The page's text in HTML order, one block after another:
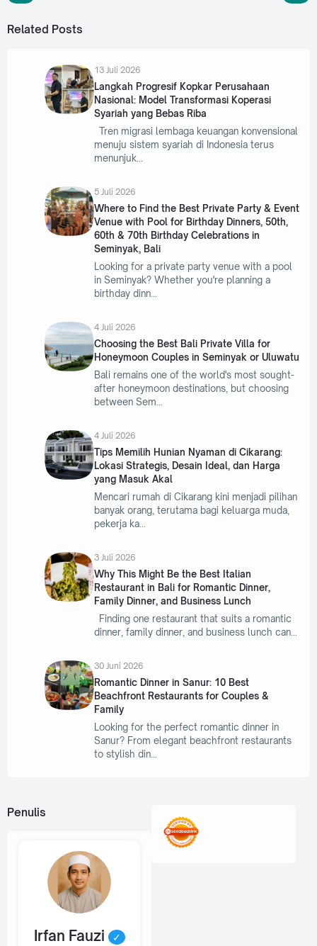
Related Posts
13 Juli 2026
Langkah Progresif Kopkar Perusahaan
Nasional: Model Transformasi Koperasi
Syariah yang Bebas Riba
Tren migrasi lembaga keuangan konvensional
menuju sistem syariah di Indonesia terus
menunjuk
5 Juli 2026
Where to Find the Best Private Party & Event
Venue with Pool for Birthday Dinners, 50th,
60th & 70th Birthday Celebrations in
Seminyak, Bali
Looking for a private party venue with a pool
in Seminyak? Whether you're planning a
birthday dinn
4 Juli 2026
Choosing the Best Bali Private Villa for
Honeymoon Couples in Seminyak or Uluwatu
Bali remains one of the world's most sought-
after honeymoon destinations, but choosing
between Sem
4 Juli 2026
Tips Memilih Hunian Nyaman di Cikarang:
Lokasi Strategis, Desain Ideal, dan Harga
yang Masuk Akal
Mencari rumah di Cikarang kini menjadi pilihan
banyak orang, terutama bagi keluarga muda,
pekerja ka
3 Juli 2026
Why This Might Be the Best Italian
Restaurant in Bali for Romantic Dinner,
Family Dinner, and Business Lunch
Finding one restaurant that suits a romantic
dinner, family dinner, and business lunch can
30 Juni 2026
Romantic Dinner in Sanur: 10 Best
Beachfront Restaurants for Couples &
Family
Looking for the perfect romantic dinner in
Sanur? From elegant beachfront restaurants
to stylish din
Penulis
Irfan Fauzi ✓